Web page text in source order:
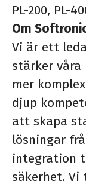
PL-200, PL-
Om
Vi är ett
stärker våra
mer
djup
att skapa
lösningar
integration
säkerhet.